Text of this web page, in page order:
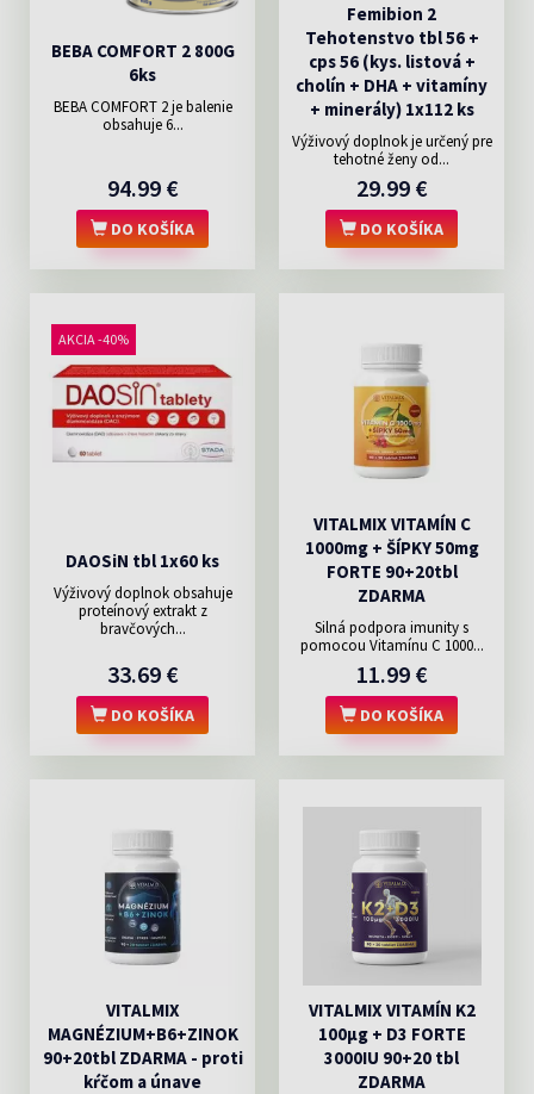
BEBA COMFORT 2 800G
6ks
BEBA COMFORT 2 je balenie
obsahuje 6...
94.99 €
DO KOŠÍKA
Femibion 2
Tehotenstvo tbl 56 +
cps 56 (kys. listová +
cholín + DHA + vitamíny
+ minerály) 1x112 ks
Výživový doplnok je určený pre
tehotné ženy od...
29.99 €
DO KOŠÍKA
AKCIA -40%
DAOSiN tbl 1x60 ks
Výživový doplnok obsahuje
proteínový extrakt z
bravčových...
33.69 €
DO KOŠÍKA
VITALMIX VITAMÍN C
1000mg + ŠÍPKY 50mg
FORTE 90+20tbl
ZDARMA
Silná podpora imunity s
pomocou Vitamínu C 1000...
11.99 €
DO KOŠÍKA
VITALMIX
MAGNÉZIUM+B6+ZINOK
90+20tbl ZDARMA - proti
kŕčom a únave
VITALMIX VITAMÍN K2
100µg + D3 FORTE
3000IU 90+20 tbl
ZDARMA